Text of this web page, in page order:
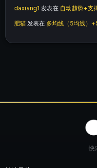
daxiang1 发表在 自动趋势+支
肥猫 发表在 多均线（5均线）
快